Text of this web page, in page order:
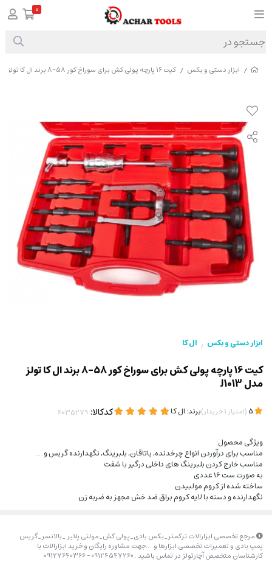
/ ابزار دستی و بکس / کیت 16 پارچه پولی کش برای سوراخ کور 58-8 برند ال کا تولز مدل J1013
ابزار دستی و بکس / ال کا
کیت 16 پارچه پولی کش برای سوراخ کور 58-8 برند ال کا تولز
مدل J1013
(امتیاز 1خریدار)برند:ال کا کدکالا:
ویژگی محصول:
مناسب برای درآوردن انواع چرخدنده, یاتاقان, بلبرینگ, نگهدارنده گریس و …
مناسب خارج کردن بلبرینگ های داخلی درگیر با شفت
به صورت ست 16 عددی
ساخته شده از کروم مولبیدن
نگهدارنده و دسته با لایه کروم براق ضد خش مجهز به ضربه زن
مرجع تخصصی ابزارالات ترکمتر_بکس بادی_پولی کش_مولتی پلایر _بالانسر_گریس
پمپ بادی و تعمیرات تخصصی ابزارها و….جهت مشاوره رایگان و خرید ابزارالات با
کارشناسان متخصص آچارتولز در تماس باشید . 09124547260 – 09127640366
0